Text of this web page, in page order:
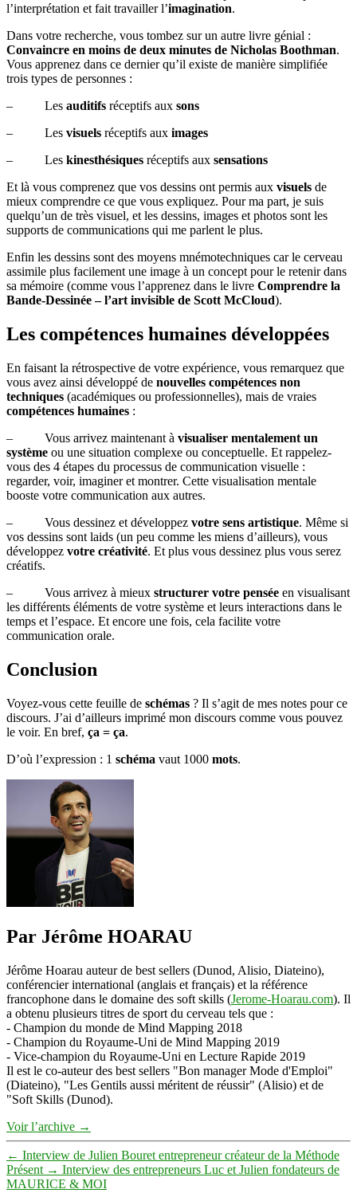
l’interprétation et fait travailler l’imagination.
Dans votre recherche, vous tombez sur un autre livre génial :
Convaincre en moins de deux minutes de Nicholas Boothman.
Vous apprenez dans ce dernier qu’il existe de manière simplifiée
trois types de personnes :
– Les auditifs réceptifs aux sons
– Les visuels réceptifs aux images
– Les kinesthésiques réceptifs aux sensations
Et là vous comprenez que vos dessins ont permis aux visuels de
mieux comprendre ce que vous expliquez. Pour ma part, je suis
quelqu’un de très visuel, et les dessins, images et photos sont les
supports de communications qui me parlent le plus.
Enfin les dessins sont des moyens mnémotechniques car le cerveau
assimile plus facilement une image à un concept pour le retenir dans
sa mémoire (comme vous l’apprenez dans le livre Comprendre la
Bande-Dessinée – l’art invisible de Scott McCloud).
Les compétences humaines développées
En faisant la rétrospective de votre expérience, vous remarquez que
vous avez ainsi développé de nouvelles compétences non
techniques (académiques ou professionnelles), mais de vraies
compétences humaines :
– Vous arrivez maintenant à visualiser mentalement un
système ou une situation complexe ou conceptuelle. Et rappelez-
vous des 4 étapes du processus de communication visuelle :
regarder, voir, imaginer et montrer. Cette visualisation mentale
booste votre communication aux autres.
– Vous dessinez et développez votre sens artistique. Même si
vos dessins sont laids (un peu comme les miens d’ailleurs), vous
développez votre créativité. Et plus vous dessinez plus vous serez
créatifs.
– Vous arrivez à mieux structurer votre pensée en visualisant
les différents éléments de votre système et leurs interactions dans le
temps et l’espace. Et encore une fois, cela facilite votre
communication orale.
Conclusion
Voyez-vous cette feuille de schémas ? Il s’agit de mes notes pour ce
discours. J’ai d’ailleurs imprimé mon discours comme vous pouvez
le voir. En bref, ça = ça.
D’où l’expression : 1 schéma vaut 1000 mots.
Par Jérôme HOARAU
Jérôme Hoarau auteur de best sellers (Dunod, Alisio, Diateino),
conférencier international (anglais et français) et la référence
francophone dans le domaine des soft skills (Jerome-Hoarau.com). Il
a obtenu plusieurs titres de sport du cerveau tels que :
- Champion du monde de Mind Mapping 2018
- Champion du Royaume-Uni de Mind Mapping 2019
- Vice-champion du Royaume-Uni en Lecture Rapide 2019
Il est le co-auteur des best sellers "Bon manager Mode d'Emploi"
(Diateino), "Les Gentils aussi méritent de réussir" (Alisio) et de
"Soft Skills (Dunod).
Voir l’archive →
← Interview de Julien Bouret entrepreneur créateur de la Méthode
Présent → Interview des entrepreneurs Luc et Julien fondateurs de
MAURICE & MOI